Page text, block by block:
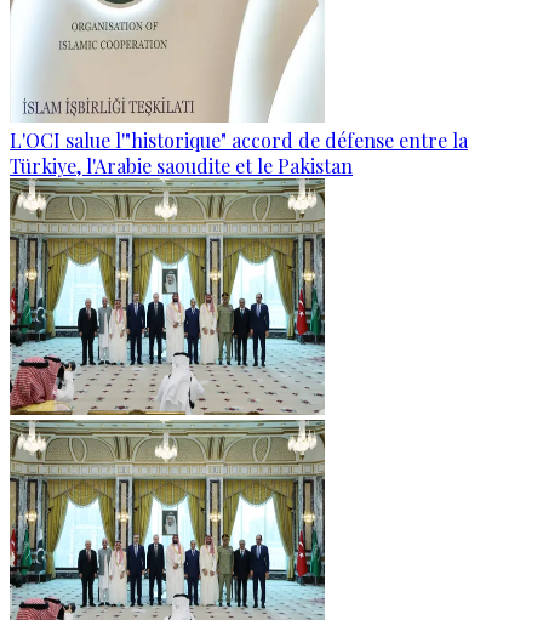
L'OCI salue l'"historique" accord de défense entre la
Türkiye, l'Arabie saoudite et le Pakistan